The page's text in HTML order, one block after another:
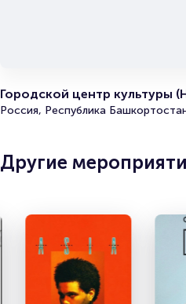
Городской центр культуры
Россия, Республика
Другие